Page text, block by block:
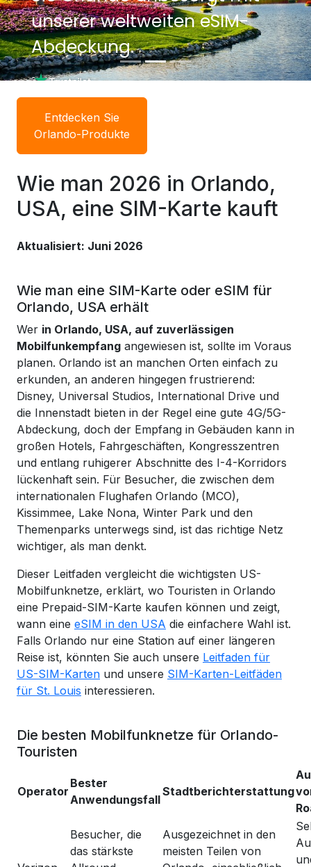
unserer weltweiten eSIM-
Abdeckung.
Entdecken Sie
Orlando-Produkte
Wie man 2026 in Orlando,
USA, eine SIM-Karte kauft
Aktualisiert: Juni 2026
Wie man eine SIM-Karte oder eSIM für
Orlando, USA erhält
Wer in Orlando, USA, auf zuverlässigen
Mobilfunkempfang angewiesen ist, sollte im Voraus
planen. Orlando ist an manchen Orten einfach zu
erkunden, an anderen hingegen frustrierend:
Disney, Universal Studios, International Drive und
die Innenstadt bieten in der Regel eine gute 4G/5G-
Abdeckung, doch der Empfang in Gebäuden kann in
großen Hotels, Fahrgeschäften, Kongresszentren
und entlang ruhigerer Abschnitte des I-4-Korridors
lückenhaft sein. Für Besucher, die zwischen dem
internationalen Flughafen Orlando (MCO),
Kissimmee, Lake Nona, Winter Park und den
Themenparks unterwegs sind, ist das richtige Netz
wichtiger, als man denkt.
Dieser Leitfaden vergleicht die wichtigsten US-
Mobilfunknetze, erklärt, wo Touristen in Orlando
eine Prepaid-SIM-Karte kaufen können und zeigt,
wann eine eSIM in den USA die einfachere Wahl ist.
Falls Orlando nur eine Station auf einer längeren
Reise ist, könnten Sie auch unsere Leitfaden für
US-SIM-Karten und unsere SIM-Karten-Leitfäden
für St. Louis interessieren.
Die besten Mobilfunknetze für Orlando-
Touristen
Operator
Bester
Anwendungsfall
Stadtberichterstattung
Besucher, die
das stärkste
Ausgezeichnet in den
meisten Teilen von